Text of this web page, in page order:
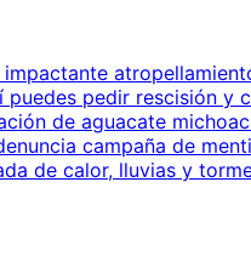
puedes pedir rescisión y
de aguacate
campaña de
de calor, lluvias y